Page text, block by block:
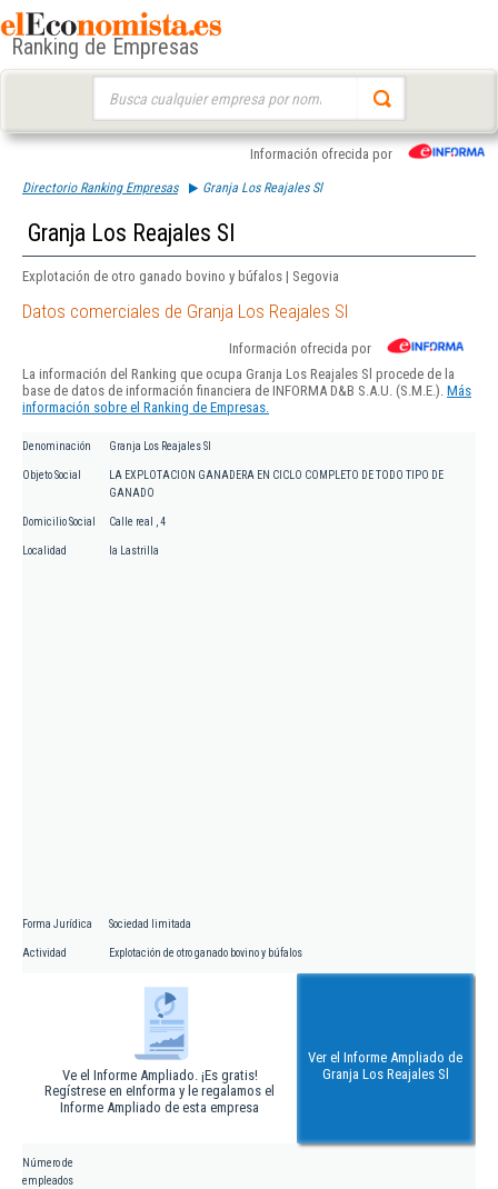
Ranking de Empresas
Información ofrecida por
Directorio Ranking Empresas Granja Los Reajales Sl
Granja Los Reajales Sl
Explotación de otro ganado bovino y búfalos | Segovia
Datos comerciales de Granja Los Reajales Sl
Información ofrecida por
La información del Ranking que ocupa Granja Los Reajales Sl procede de la
base de datos de información financiera de INFORMA D&B S.A.U. (S.M.E.). Más
información sobre el Ranking de Empresas.
Denominación Granja Los Reajales Sl
Objeto Social
LA EXPLOTACION GANADERA EN CICLO COMPLETO DE TODO TIPO DE
GANADO
Domicilio Social Calle real , 4
Localidad la Lastrilla
Forma Jurídica Sociedad limitada
Actividad Explotación de otro ganado bovino y búfalos
Ve el Informe Ampliado. ¡Es gratis!
Regístrese en eInforma y le regalamos el
Informe Ampliado de esta empresa
Ver el Informe Ampliado de
Granja Los Reajales Sl
Número de
empleados